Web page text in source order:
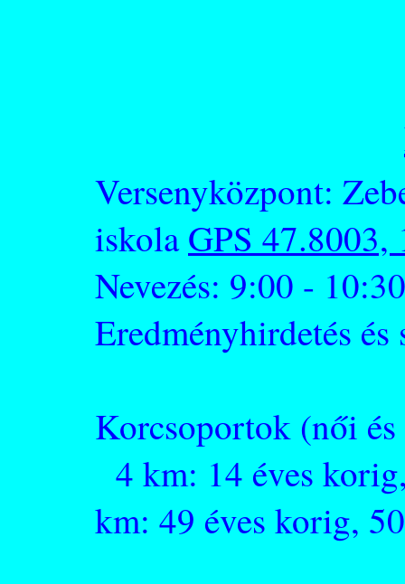
Versenyközpont:
iskolaGPS 47.8003,
Nevezés: 9:00 -
Eredményhirdetés
Korcsoportok (női
4 km: 14 éves
km: 49 éves korig,